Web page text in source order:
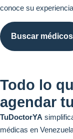
conoce su
Buscar médicos
Todo lo
agendar
TuDoctorYA
médicas en